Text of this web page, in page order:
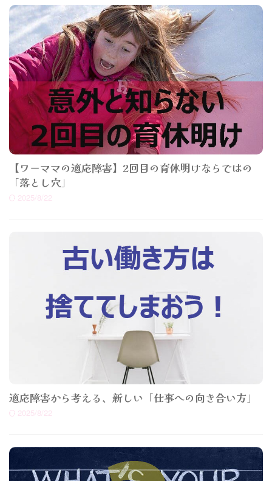
【ワーママの適応障害】2回目の育休明けならではの
「落とし穴」
2025/8/22
適応障害から考える、新しい「仕事への向き合い方」
2025/8/22